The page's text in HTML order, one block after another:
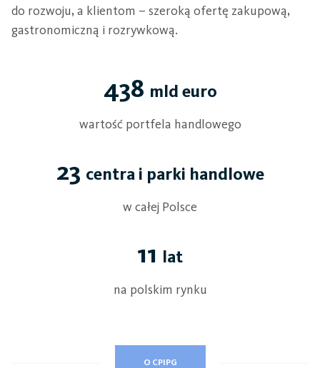
do rozwoju, a klientom – szeroką ofertę zakupową,
gastronomiczną i rozrywkową.
438 mld euro
wartość portfela handlowego
23 centra i parki handlowe
w całej Polsce
11 lat
na polskim rynku
O CPIPG